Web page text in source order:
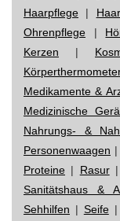
Haarpflege |
Ohrenpflege |
Kerzen |
Medikamente &
Medizinische
Nahrungs- &
Personenwaagen |
Proteine | Rasur|
Sanitätshaus &
Sehhilfen | Seife|